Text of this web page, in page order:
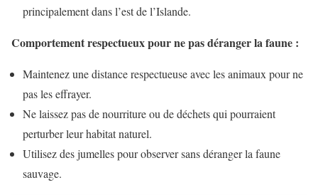
principalement dans l’est de l’Islande.
Comportement respectueux pour ne pas déranger la faune :
Maintenez une distance respectueuse avec les animaux pour ne
pas les effrayer.
Ne laissez pas de nourriture ou de déchets qui pourraient
perturber leur habitat naturel.
Utilisez des jumelles pour observer sans déranger la faune
sauvage.